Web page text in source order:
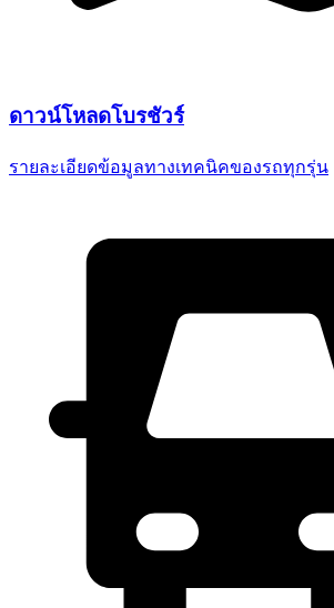
ดาวน์โหลดโบรชัวร์
รายละเอียดข้อมูลทางเทคนิคของรถทุกรุ่น